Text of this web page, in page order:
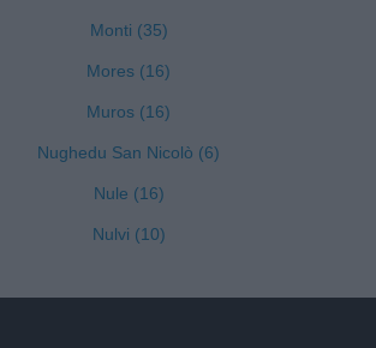
Monti (35)
Mores (16)
Muros (16)
Nughedu San Nicolò (6)
Nule (16)
Nulvi (10)